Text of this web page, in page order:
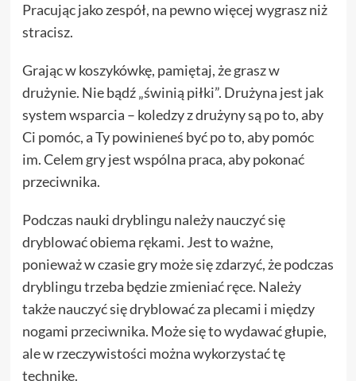
Pracując jako zespół, na pewno więcej wygrasz niż
stracisz.
Grając w koszykówkę, pamiętaj, że grasz w
drużynie. Nie bądź „świnią piłki”. Drużyna jest jak
system wsparcia – koledzy z drużyny są po to, aby
Ci pomóc, a Ty powinieneś być po to, aby pomóc
im. Celem gry jest wspólna praca, aby pokonać
przeciwnika.
Podczas nauki dryblingu należy nauczyć się
dryblować obiema rękami. Jest to ważne,
ponieważ w czasie gry może się zdarzyć, że podczas
dryblingu trzeba będzie zmieniać ręce. Należy
także nauczyć się dryblować za plecami i między
nogami przeciwnika. Może się to wydawać głupie,
ale w rzeczywistości można wykorzystać tę
technikę.